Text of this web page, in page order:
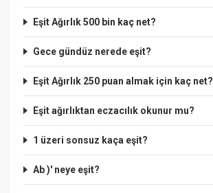
Eşit Ağırlık 500 bin kaç net?
Gece gündüz nerede eşit?
Eşit Ağırlık 250 puan almak için kaç net?
Eşit ağırlıktan eczacılık okunur mu?
1 üzeri sonsuz kaça eşit?
Ab )' neye eşit?